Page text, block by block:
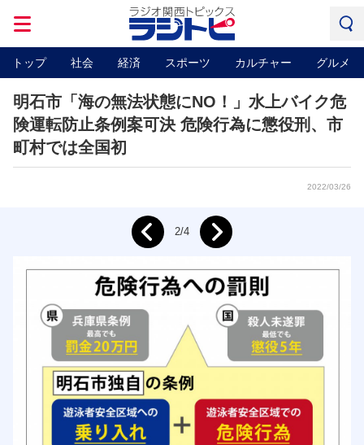
トップ 社会 経済 スポーツ カルチャー グルメ
明石市「海の無法状態にNO！」水上バイク危
険運転防止条例案可決 危険行為に懲役刑、市
町村では全国初
2022/03/26
Prev 2/4 Next